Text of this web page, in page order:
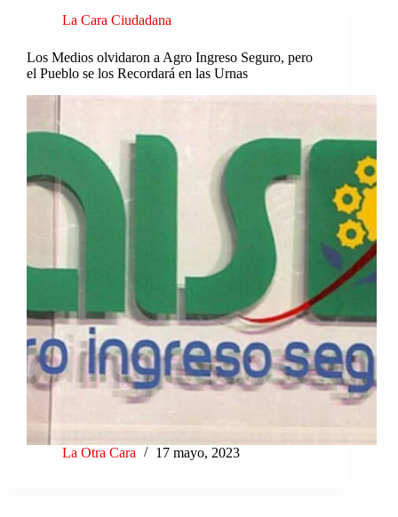
La Cara Ciudadana
Los Medios olvidaron a Agro Ingreso Seguro, pero
el Pueblo se los Recordará en las Urnas
La Otra Cara 17 mayo, 2023